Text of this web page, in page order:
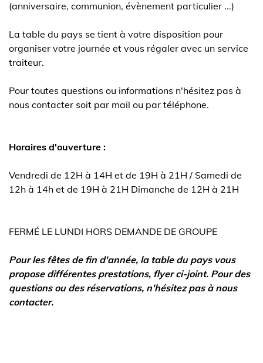
(anniversaire, communion, évènement particulier ...)
​La table du pays se tient à votre disposition pour
organiser votre journée et vous régaler avec un service
traiteur.
Pour toutes questions ou informations n'hésitez pas à
nous contacter soit par mail ou par téléphone.
Horaires d'ouverture :
Vendredi de 12H à 14H et de 19H à 21H / Samedi de
12h à 14h et de 19H à 21H Dimanche de 12H à 21H
FERMÉ LE LUNDI HORS DEMANDE DE GROUPE
Pour les fêtes de fin d'année, la table du pays vous
propose différentes prestations, flyer ci-joint. Pour des
questions ou des réservations, n'hésitez pas à nous
contacter.